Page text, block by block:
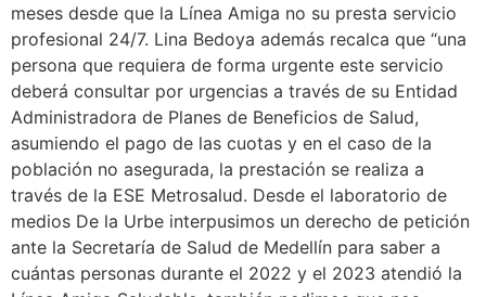
meses desde que la Línea Amiga no su presta servicio
profesional 24/7. Lina Bedoya además recalca que “una
persona que requiera de forma urgente este servicio
deberá consultar por urgencias a través de su Entidad
Administradora de Planes de Beneficios de Salud,
asumiendo el pago de las cuotas y en el caso de la
población no asegurada, la prestación se realiza a
través de la ESE Metrosalud. Desde el laboratorio de
medios De la Urbe interpusimos un derecho de petición
ante la Secretaría de Salud de Medellín para saber a
cuántas personas durante el 2022 y el 2023 atendió la